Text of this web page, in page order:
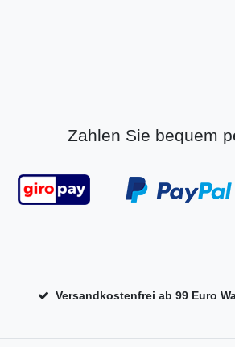
Zahlen Sie bequem
Versandkostenfrei ab 99 Euro